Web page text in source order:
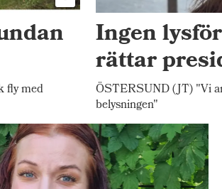
fly med
Ingen
rättar
ÖSTERSUND (JT) "Vi
belysningen"